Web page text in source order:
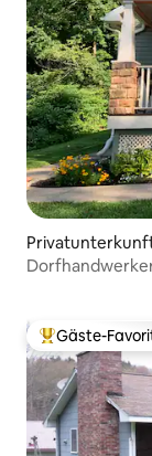
Beliebter
Gäste-